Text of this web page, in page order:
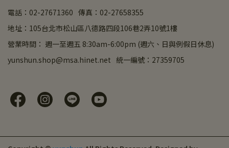
電話：02-27671360 傳真：02-27658355
地址：105台北市松山區八德路四段106巷2弄10號1樓
營業時間： 週一至週五 8:30am-6:00pm (週六、日與例假日休息)
yunshun.shop@msa.hinet.net 統一編號：27359705